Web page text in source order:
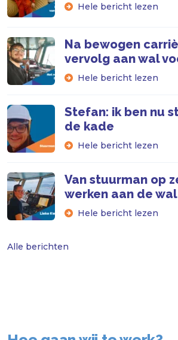
Hele bericht lezen
Na bewogen
vervolg aan wal
Hele bericht lezen
Stefan: ik ben nu
de kade
Hele bericht lezen
Van stuurman op
werken aan de
Hele bericht lezen
Alle berichten